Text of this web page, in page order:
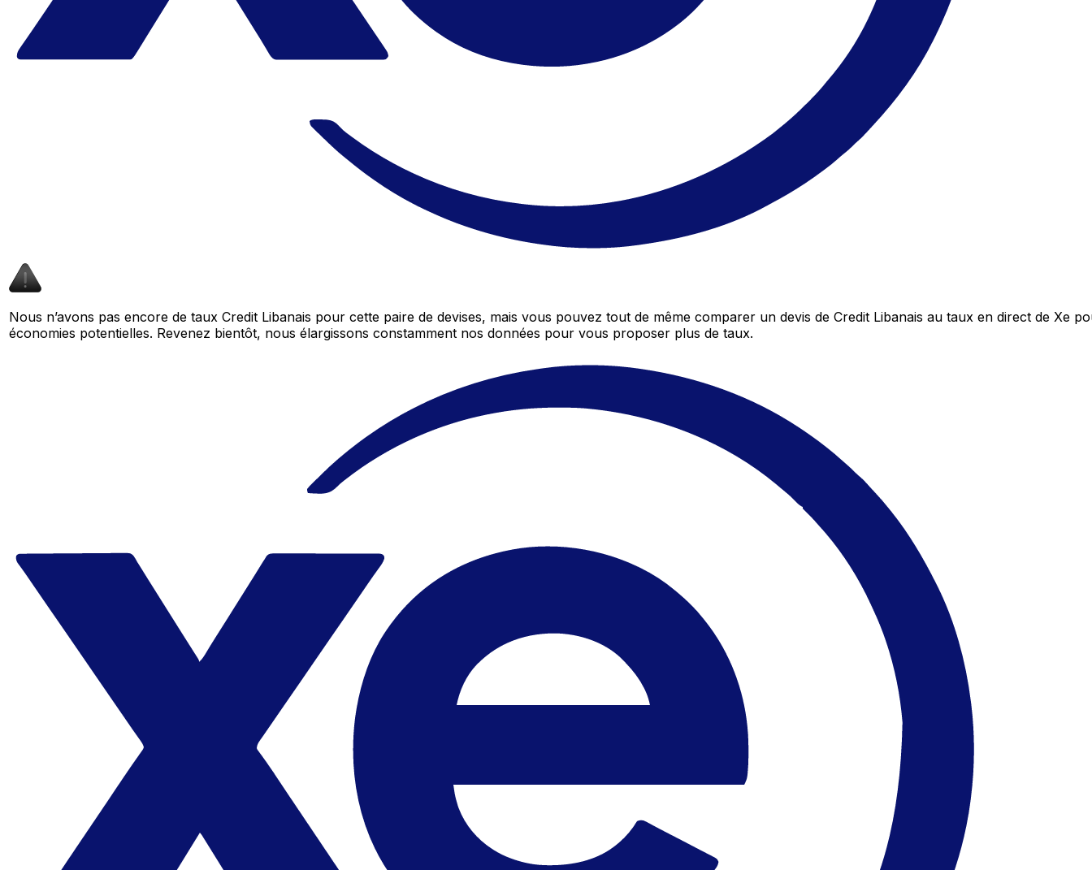
Nous n’avons pas encore de taux Credit Libanais pour cette paire de devises, mais vous pouvez tout de même comparer un devis de Credit Libanais au taux en direct de Xe
économies potentielles. Revenez bientôt, nous élargissons constamment nos données pour vous proposer plus de taux.